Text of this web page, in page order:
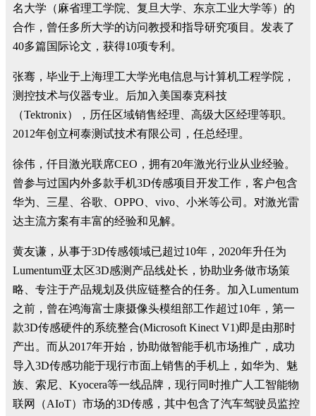
名大学（麻省理工学院、复旦大学、东京工业大学等）的
合作，曾任多所大学的访问教授和指导研究项目。发表了
40多篇国际论文，获得10项专利。
张骞，毕业于上海理工大学光电信息与计算机工程学院，
测控技术与仪器专业。后加入美国泰克科技
（Tektronix），历任区域销售经理、高级大区经理等职。
2012年创立柯泰测试技术有限公司，任总经理。
徐伟，仟目激光联席CEO，拥有20年激光行业从业经验。
曾参与过国内外多款手机3D传感项目开发工作，客户包含
华为、三星、谷歌、OPPO、vivo、小米等公司。对激光雷
达主流方案有丰富的经验和见解。
黄友谦，从事于3D传感领域已超过10年，2020年升任为
Lumentum亚太区3D感测产品线处长，协助业务做市场策
略、专注于产品规划及供应链整合的任务。加入Lumentum
之前，曾在鸿海富士康摄像头模组部工作超过10年，第一
款3D传感硬件的系统整合(Microsoft Kinect V1)即是由那时
产出。而从2017年开始，协助做智能手机市场推广，成功
导入3D传感功能于现行市面上销售的手机上，如华为、魅
族、索尼、Kyocera等一线品牌，现行同时推广人工智能物
联网（AIoT）市场的3D传感，其中包含了汽车驾驶员监控